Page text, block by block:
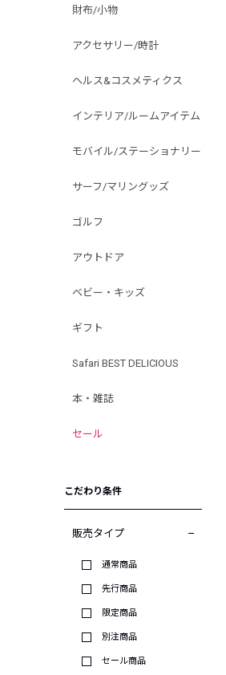
財布/小物
アクセサリー/時計
ヘルス&コスメティクス
インテリア/ルームアイテム
モバイル/ステーショナリー
サーフ/マリングッズ
ゴルフ
アウトドア
ベビー・キッズ
ギフト
Safari BEST DELICIOUS
本・雑誌
セール
こだわり条件
販売タイプ
通常商品
先行商品
限定商品
別注商品
セール商品